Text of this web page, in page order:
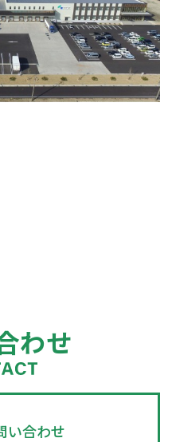
わせ
い合わせ